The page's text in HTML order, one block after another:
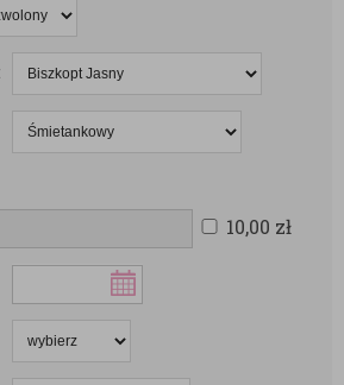
10,00 zł